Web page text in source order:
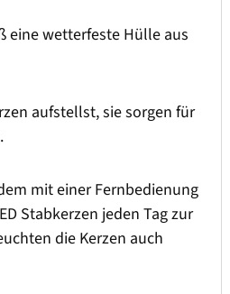
eine wetterfeste Hülle aus
aufstellst, sie sorgen für
mit einer Fernbedienung
Stabkerzen jeden Tag zur
die Kerzen auch